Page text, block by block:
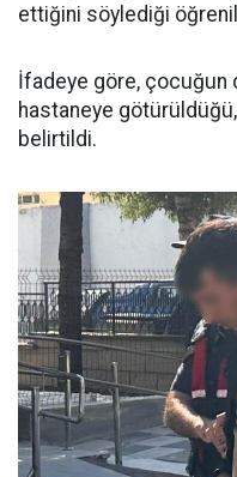
ettiğini söylediği
İfadeye göre, çocuğun
hastaneye götürüldüğü,
belirtildi.